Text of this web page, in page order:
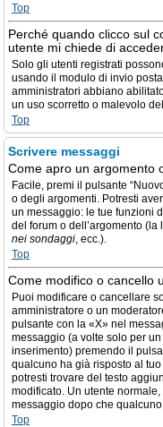
Top
Perché quando clicco sul
utente mi chiede di
Solo gli utenti registrati
usando il modulo di invio
amministratori abbiano
un uso scorretto o malevolo
Top
Scrivere messaggi
Come apro un argomento
Facile, premi il pulsante
o degli argomenti. Potresti
un messaggio: le tue funzioni
del forum o dell’argomento (la
nei sondaggi, ecc.).
Top
Come modifico o cancello
Puoi modificare o cancellare
amministratore o un
pulsante con la «X» nel
messaggio (a volte solo per
inserimento) premendo il
qualcuno ha già risposto al
potresti trovare del testo
modificato. Un utente
messaggio dopo che
Top